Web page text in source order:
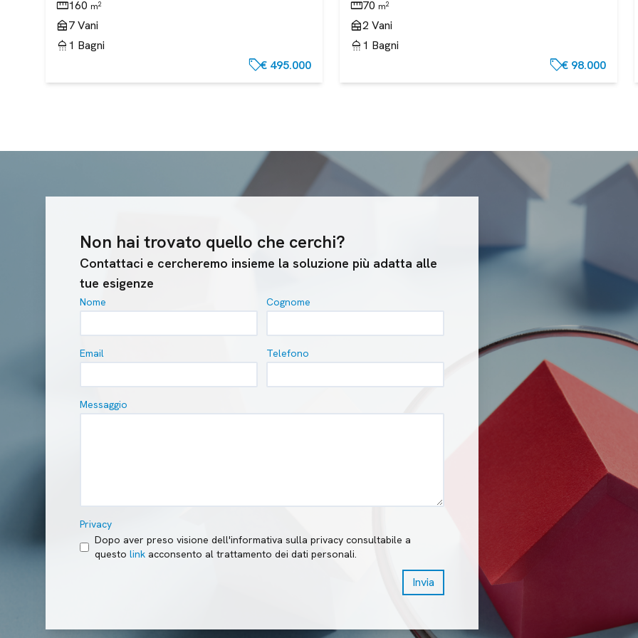
straighten160 m2
nest_multi_room7Vani
shower1 Bagni
sell€ 495.000
straighten70 m2
nest_multi_room2Vani
shower1 Bagni
sell€ 98.000
Non hai trovato quello che cerchi?
Contattaci e cercheremo insieme la soluzione più adatta alle
tue esigenze
Nome Cognome
Email Telefono
Messaggio
Privacy
Dopo aver preso visione dell'informativa sulla privacy consultabile a
questo link acconsento al trattamento dei dati personali.
Invia